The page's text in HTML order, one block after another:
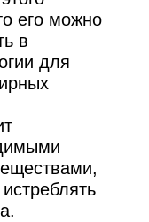
его можно
в
для